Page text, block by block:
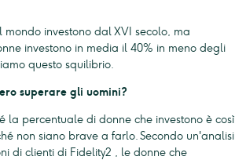
mondo investono dal XVI secolo, ma
investono in media il 40% in meno degli
questo squilibrio.
superare gli uomini?
la percentuale di donne che investono è così
non siano brave a farlo. Secondo un'analisi
di clienti di Fidelity2 , le donne che